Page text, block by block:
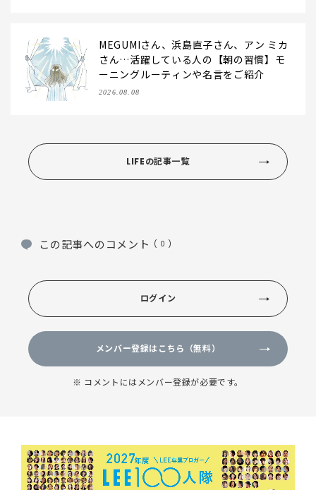
MEGUMIさん、浜島直子さん、アン ミカ
さん…活躍している人の【朝の習慣】モ
ーニングルーティンや名言をご紹介
2026.08.08
LIFEの記事一覧
この記事へのコメント ( 0 )
ログイン
メンバー登録はこちら（無料）
※ コメントにはメンバー登録が必要です。